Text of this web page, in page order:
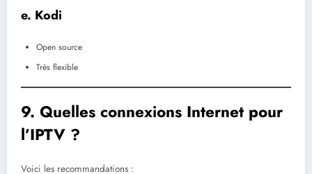
e. Kodi
Open source
Très flexible
9. Quelles connexions Internet pour
l’IPTV ?
Voici les recommandations :